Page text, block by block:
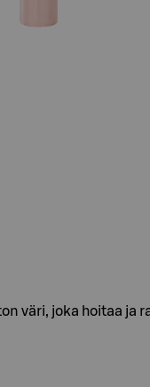
väri, joka hoitaa ja